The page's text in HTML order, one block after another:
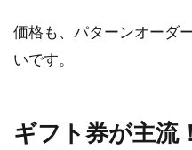
価格も、パターンオーダ
いです。
ギフト券が主流